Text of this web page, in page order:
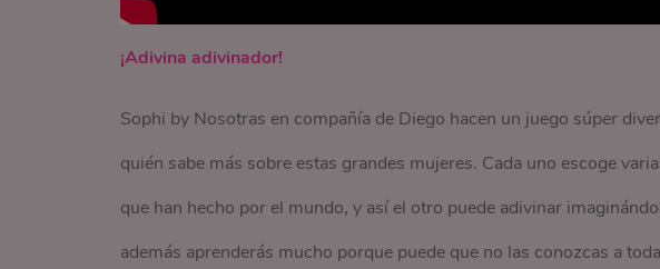
¡Adivina adivinador!
Sophi by Nosotras en compañía de Diego hacen un juego súper
quién sabe más sobre estas grandes mujeres. Cada uno escoge
que han hecho por el mundo, y así el otro puede adivinar
además aprenderás mucho porque puede que no las conozcas a